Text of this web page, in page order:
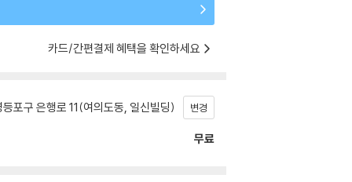
카드/간편결제 혜택을 확인하세요
포구 은행로 11(여의도동, 일신빌딩) 변경
무료